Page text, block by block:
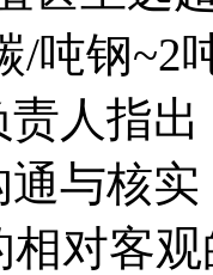
/吨钢
人指
与核
相对客